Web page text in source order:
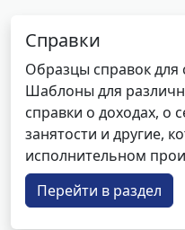
Справки
Образцы справок для
Шаблоны для
справки о доходах, о
занятости и другие,
исполнительном
Перейти в раздел